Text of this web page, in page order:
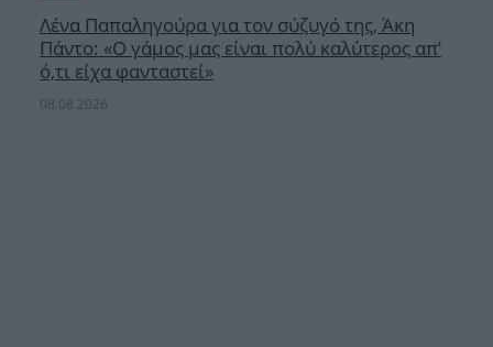
Λένα Παπαληγούρα για τον σύζυγό της, Άκη
Πάντο: «Ο γάμος μας είναι πολύ καλύτερος απ’
ό,τι είχα φανταστεί»
08.08.2026